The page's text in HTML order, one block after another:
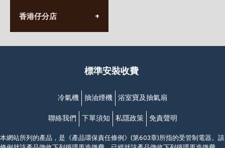
香港堅尼地城卑路乍街
(堅尼地城地鐵站B出口)
營業時間:
(10:00am-20:30pm)
香港仔分店
營業時間:
香港香港仔成都道20-28號
(黃竹坑地鐵站轉4M專線小巴)
標準安裝收費
冷氣機 抽油煙機 浴室寶及抽氣扇
聯絡我們 下單須知 私隱政策 免責聲明
本網站所列的產品，是《產品環保責任條例》(第603章)所指的受管制電器。該